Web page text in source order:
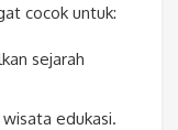
cocok untuk:
sejarah
edukasi.